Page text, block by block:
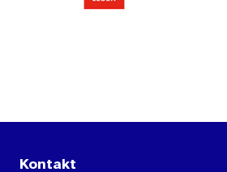
Kontakt